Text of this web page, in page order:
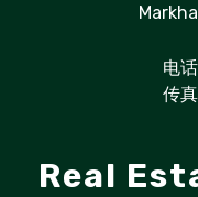
电
传
Real